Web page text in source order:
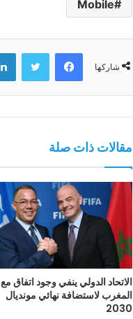
Mobile
شاركها
فيسبوك تويتر
مقالات ذات صلة
الاتحاد الدولي ينفي وجود اتفاق مع
المغرب لاستضافة نهائي مونديال
2030